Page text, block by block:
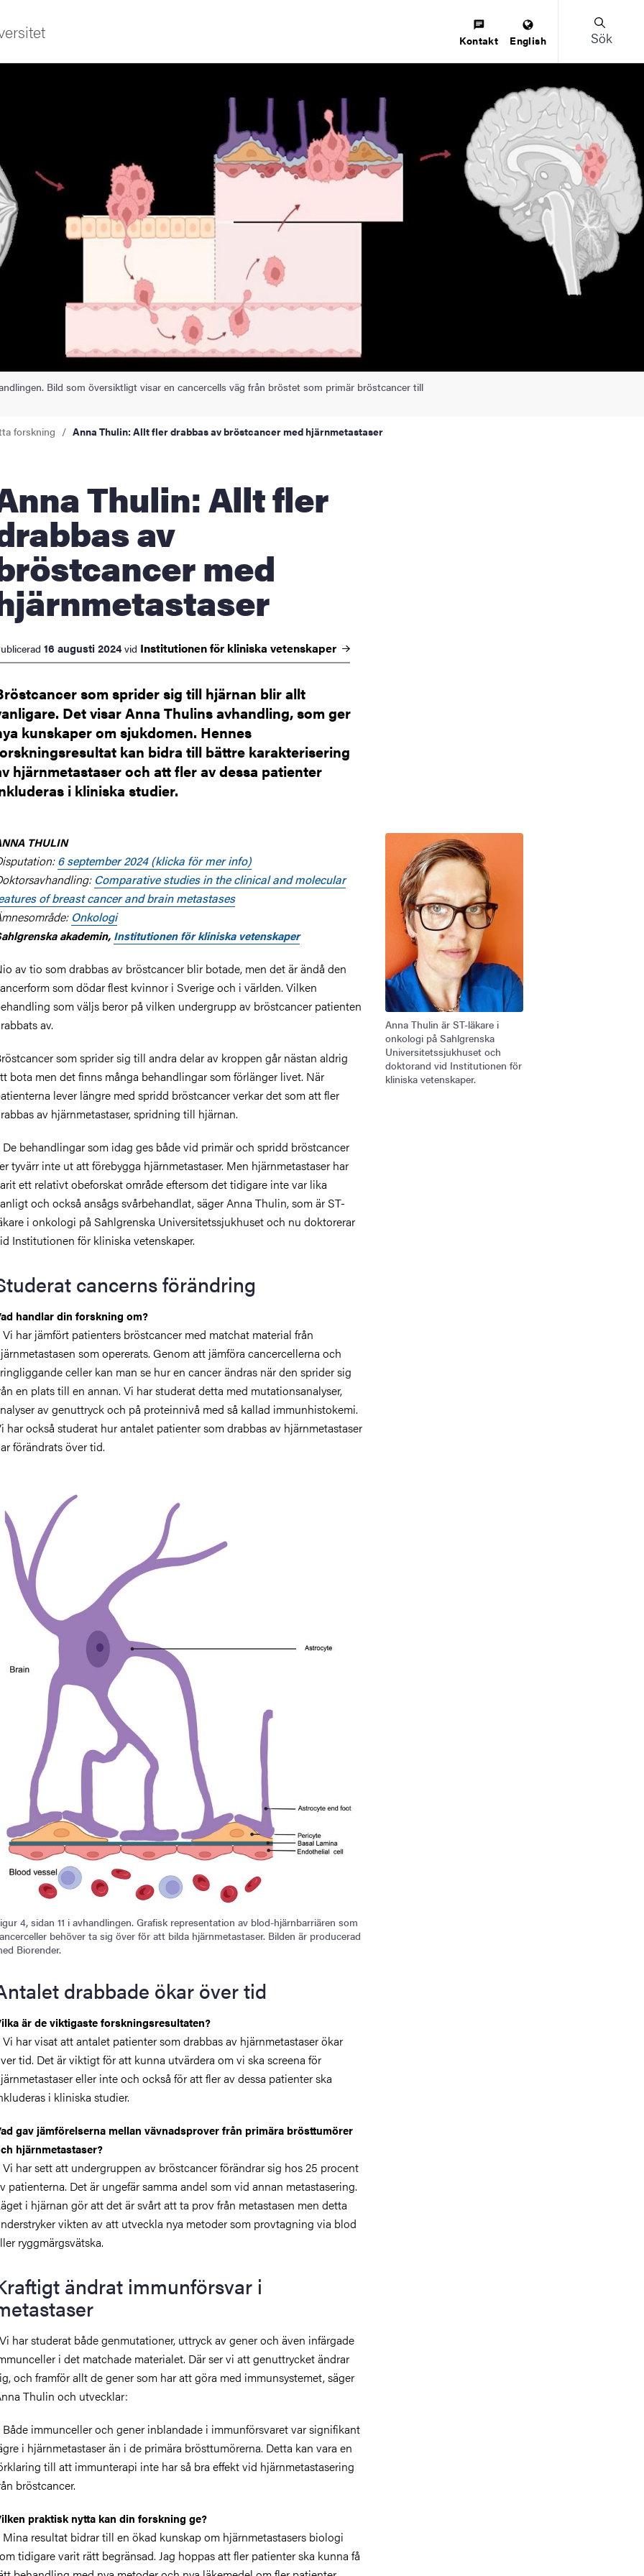
innovation
Kontakt English Sök
Bild som översiktligt visar en cancercells väg från bröstet som primär bröstcancer till
forskning Anna Thulin: Allt fler drabbas av bröstcancer med hjärnmetastaser
Allt fler
av
med
16 augusti 2024 vid Institutionen för kliniska vetenskaper
som sprider sig till hjärnan blir allt
Det visar Anna Thulins avhandling, som ger
kunskaper om sjukdomen. Hennes
kan bidra till bättre karakterisering
hjärnmetastaser och att fler av dessa patienter
i kliniska studier.
Bild
Anna Thulin är ST-läkare i
onkologi på Sahlgrenska
Universitetssjukhuset och
doktorand vid Institutionen för
kliniska vetenskaper.
THULIN
6 september 2024 (klicka för mer info)
Comparative studies in the clinical and molecular
of breast cancer and brain metastases
Onkologi
akademin, Institutionen för kliniska vetenskaper
av tio som drabbas av bröstcancer blir botade, men det är ändå den
som dödar flest kvinnor i Sverige och i världen. Vilken
som väljs beror på vilken undergrupp av bröstcancer patienten
av.
som sprider sig till andra delar av kroppen går nästan aldrig
bota men det finns många behandlingar som förlänger livet. När
lever längre med spridd bröstcancer verkar det som att fler
av hjärnmetastaser, spridning till hjärnan.
De behandlingar som idag ges både vid primär och spridd bröstcancer
tyvärr inte ut att förebygga hjärnmetastaser. Men hjärnmetastaser har
ett relativt obeforskat område eftersom det tidigare inte var lika
och också ansågs svårbehandlat, säger Anna Thulin, som är ST-
i onkologi på Sahlgrenska Universitetssjukhuset och nu doktorerar
Institutionen för kliniska vetenskaper.
cancerns förändring
handlar din forskning om?
Vi har jämfört patienters bröstcancer med matchat material från
som opererats. Genom att jämföra cancercellerna och
celler kan man se hur en cancer ändras när den sprider sig
en plats till en annan. Vi har studerat detta med mutationsanalyser,
av genuttryck och på proteinnivå med så kallad immunhistokemi.
har också studerat hur antalet patienter som drabbas av hjärnmetastaser
förändrats över tid.
4, sidan 11 i avhandlingen. Grafisk representation av blod-hjärnbarriären som
behöver ta sig över för att bilda hjärnmetastaser. Bilden är producerad
Biorender.
drabbade ökar över tid
är de viktigaste forskningsresultaten?
Vi har visat att antalet patienter som drabbas av hjärnmetastaser ökar
tid. Det är viktigt för att kunna utvärdera om vi ska screena för
eller inte och också för att fler av dessa patienter ska
i kliniska studier.
gav jämförelserna mellan vävnadsprover från primära brösttumörer
hjärnmetastaser?
Vi har sett att undergruppen av bröstcancer förändrar sig hos 25 procent
patienterna. Det är ungefär samma andel som vid annan metastasering.
i hjärnan gör att det är svårt att ta prov från metastasen men detta
vikten av att utveckla nya metoder som provtagning via blod
ryggmärgsvätska.
ändrat immunförsvar i
har studerat både genmutationer, uttryck av gener och även infärgade
i det matchade materialet. Där ser vi att genuttrycket ändrar
och framför allt de gener som har att göra med immunsystemet, säger
Thulin och utvecklar:
Både immunceller och gener inblandade i immunförsvaret var signifikant
i hjärnmetastaser än i de primära brösttumörerna. Detta kan vara en
till att immunterapi inte har så bra effekt vid hjärnmetastasering
bröstcancer.
praktisk nytta kan din forskning ge?
Mina resultat bidrar till en ökad kunskap om hjärnmetastasers biologi
tidigare varit rätt begränsad. Jag hoppas att fler patienter ska kunna få